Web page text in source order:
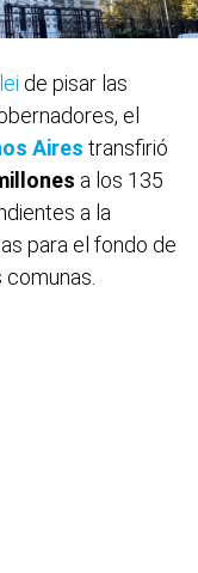
de pisar las
el
Aires transfirió
a los 135
a la
para el fondo de